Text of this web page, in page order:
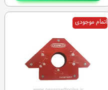
اتمام موجودی